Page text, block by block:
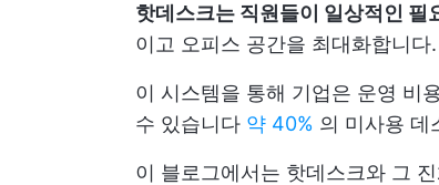
핫데스크는 직원들이 일상적인 필
이고 오피스 공간을 최대화합니다.
이 시스템을 통해 기업은 운영 비
수 있습니다 약 40% 의 미사용 데
이 블로그에서는 핫데스크와 그